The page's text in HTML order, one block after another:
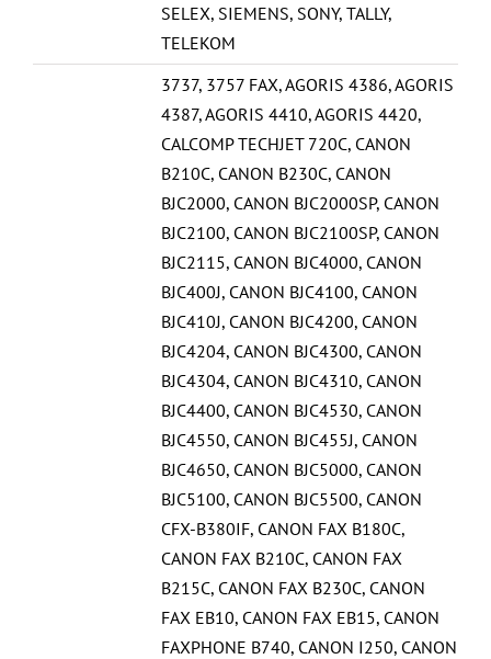
SELEX, SIEMENS, SONY, TALLY,
TELEKOM
3737, 3757 FAX,AGORIS 4386,AGORIS
4387,AGORIS 4410,AGORIS 4420,
CALCOMP TECHJET 720C, CANON
B210C, CANON B230C, CANON
BJC2000, CANON BJC2000SP, CANON
BJC2100, CANON BJC2100SP, CANON
BJC2115, CANON BJC4000, CANON
BJC400J, CANON BJC4100, CANON
BJC410J, CANON BJC4200, CANON
BJC4204, CANON BJC4300, CANON
BJC4304, CANON BJC4310, CANON
BJC4400, CANON BJC4530, CANON
BJC4550, CANON BJC455J, CANON
BJC4650, CANON BJC5000, CANON
BJC5100, CANON BJC5500, CANON
CFX-B380IF, CANON FAX B180C,
CANON FAX B210C, CANON FAX
B215C, CANON FAX B230C, CANON
FAX EB10, CANON FAX EB15, CANON
FAXPHONE B740, CANON I250, CANON